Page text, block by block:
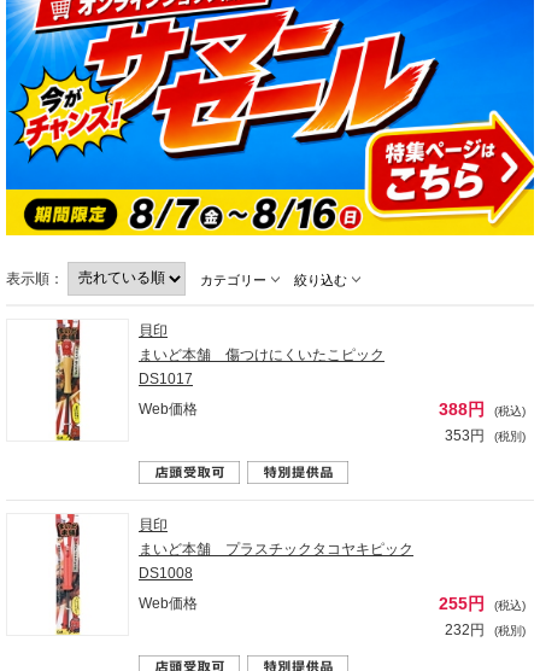
表示順： カテゴリー 絞り込む
貝印
まいど本舗 傷つけにくいたこピック
DS1017
Web価格
388円 (税込)
353円 (税別)
貝印
まいど本舗 プラスチックタコヤキピック
DS1008
Web価格
255円 (税込)
232円 (税別)